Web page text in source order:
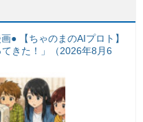
● 【ちゃのまのAIプロト】
きた！」（2026年8月6